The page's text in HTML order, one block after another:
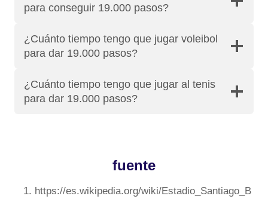
para conseguir 19.000 pasos?
¿Cuánto tiempo tengo que jugar voleibol
para dar 19.000 pasos?
¿Cuánto tiempo tengo que jugar al tenis
para dar 19.000 pasos?
fuente
https://es.wikipedia.org/wiki/Estadio_Santiago_B